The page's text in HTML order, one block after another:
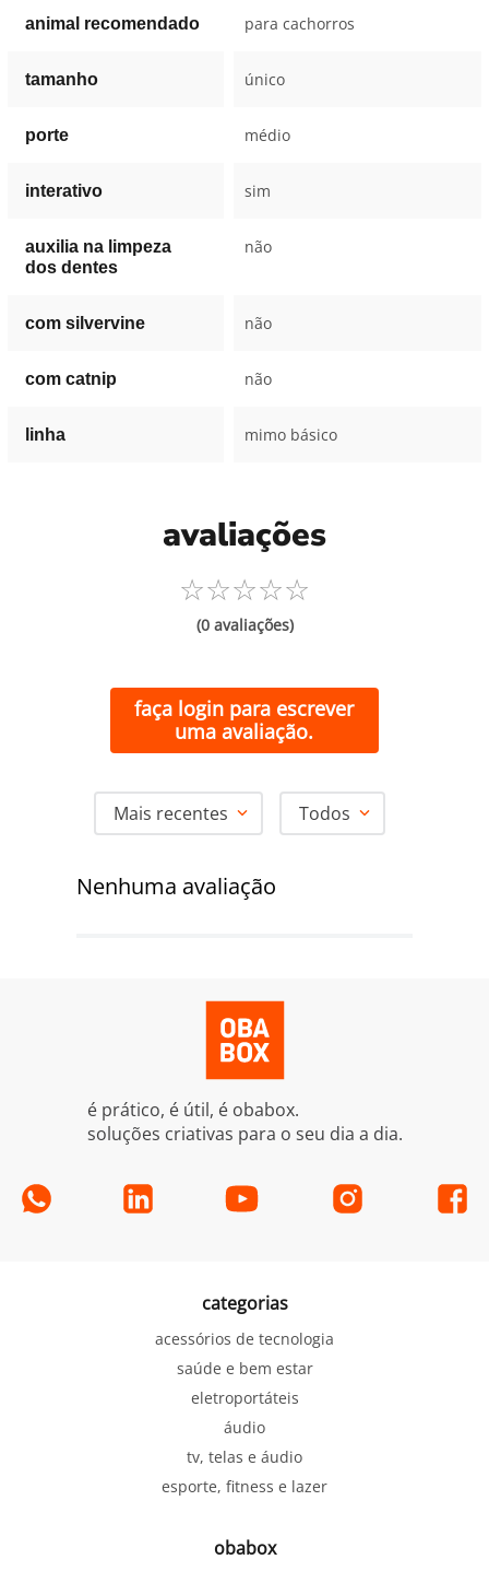
animal recomendado para cachorros
tamanho único
porte médio
interativo sim
auxilia na limpeza
dos dentes
não
com silvervine não
com catnip não
linha mimo básico
avaliações
☆☆☆☆☆
(0 avaliações)
faça login para escrever
uma avaliação.
Mais recentes Todos
Nenhuma avaliação
é prático, é útil, é obabox.
soluções criativas para o seu dia a dia.
categorias
acessórios de tecnologia
saúde e bem estar
eletroportáteis
áudio
tv, telas e áudio
esporte, fitness e lazer
obabox